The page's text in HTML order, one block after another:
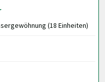
(18 Einheiten)